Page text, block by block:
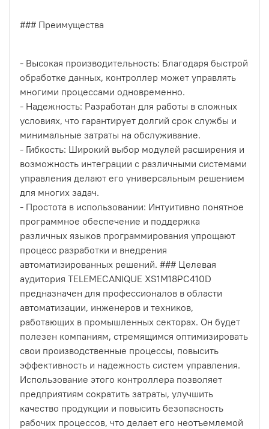
### Преимущества
- Высокая производительность: Благодаря быстрой
обработке данных, контроллер может управлять
многими процессами одновременно.
- Надежность: Разработан для работы в сложных
условиях, что гарантирует долгий срок службы и
минимальные затраты на обслуживание.
- Гибкость: Широкий выбор модулей расширения и
возможность интеграции с различными системами
управления делают его универсальным решением
для многих задач.
- Простота в использовании: Интуитивно понятное
программное обеспечение и поддержка
различных языков программирования упрощают
процесс разработки и внедрения
автоматизированных решений. ### Целевая
аудитория TELEMECANIQUE XS1M18PC410D
предназначен для профессионалов в области
автоматизации, инженеров и техников,
работающих в промышленных секторах. Он будет
полезен компаниям, стремящимся оптимизировать
свои производственные процессы, повысить
эффективность и надежность систем управления.
Использование этого контроллера позволяет
предприятиям сократить затраты, улучшить
качество продукции и повысить безопасность
рабочих процессов, что делает его неотъемлемой